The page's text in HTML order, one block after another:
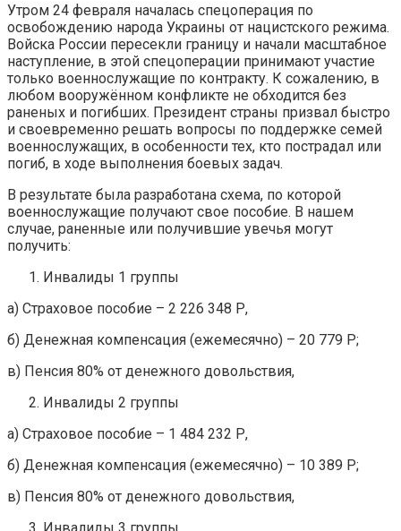
Утром 24 февраля началась спецоперация по
освобождению народа Украины от нацистского режима.
Войска России пересекли границу и начали масштабное
наступление, в этой спецоперации принимают участие
только военнослужащие по контракту. К сожалению, в
любом вооружённом конфликте не обходится без
раненых и погибших. Президент страны призвал быстро
и своевременно решать вопросы по поддержке семей
военнослужащих, в особенности тех, кто пострадал или
погиб, в ходе выполнения боевых задач.
В результате была разработана схема, по которой
военнослужащие получают свое пособие. В нашем
случае, раненные или получившие увечья могут
получить:
Инвалиды 1 группы
а) Страховое пособие – 2 226 348 Р,
б) Денежная компенсация (ежемесячно) – 20 779 Р;
в) Пенсия 80% от денежного довольствия,
Инвалиды 2 группы
а) Страховое пособие – 1 484 232 Р,
б) Денежная компенсация (ежемесячно) – 10 389 Р;
в) Пенсия 80% от денежного довольствия,
Инвалиды 3 группы